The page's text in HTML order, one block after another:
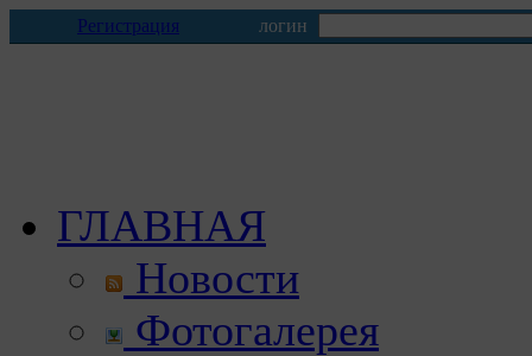
Регистрация логин
ГЛАВНАЯ
Новости
Фотогалерея